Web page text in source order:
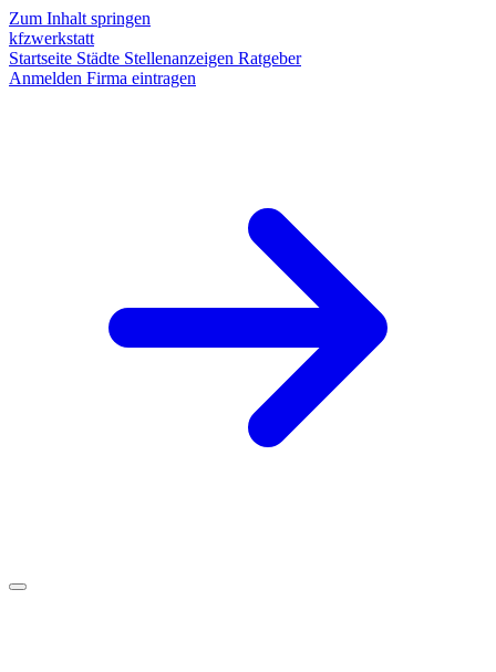
Zum Inhalt springen
kfzwerkstatt
Startseite Städte Stellenanzeigen Ratgeber
Anmelden Firma eintragen